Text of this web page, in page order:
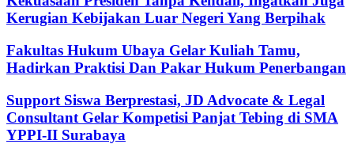
Kerugian Kebijakan Luar Negeri Yang Berpihak
Fakultas Hukum Ubaya Gelar Kuliah Tamu,
Hadirkan Praktisi Dan Pakar Hukum Penerbangan
Support Siswa Berprestasi, JD Advocate & Legal
Consultant Gelar Kompetisi Panjat Tebing di SMA
YPPI-II Surabaya